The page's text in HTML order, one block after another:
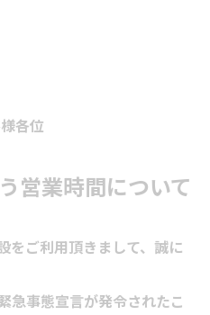
各位
営業時間について
をご利用頂きまして、誠に
事態宣言が発令されたこ